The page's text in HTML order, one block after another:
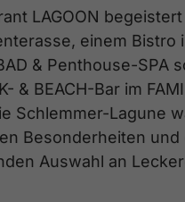
LAGOON
einem Bistro
& Penthouse-SPA
& BEACH-Bar im
Schlemmer-Lagune
Besonderheiten und
Auswahl an